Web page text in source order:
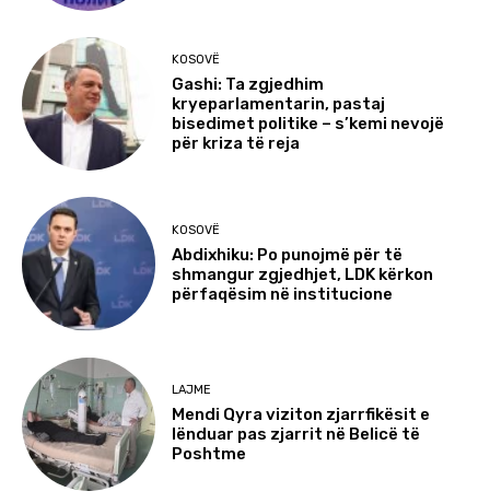
KOSOVË
Gashi: Ta zgjedhim
kryeparlamentarin, pastaj
bisedimet politike – s’kemi nevojë
për kriza të reja
KOSOVË
Abdixhiku: Po punojmë për të
shmangur zgjedhjet, LDK kërkon
përfaqësim në institucione
LAJME
Mendi Qyra viziton zjarrfikësit e
lënduar pas zjarrit në Belicë të
Poshtme